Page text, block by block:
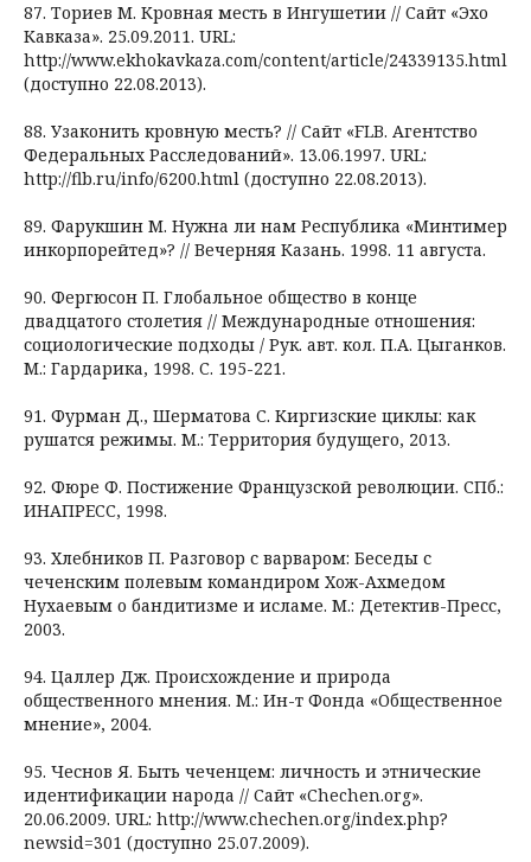
87. Ториев М. Кровная месть в Ингушетии // Сайт «Эхо
Кавказа». 25.09.2011. URL:
http://www.ekhokavkaza.com/content/article/24339135.html
(доступно 22.08.2013).
88. Узаконить кровную месть? // Сайт «FLB. Агентство
Федеральных Расследований». 13.06.1997. URL:
http://flb.ru/info/6200.html (доступно 22.08.2013).
89. Фарукшин М. Нужна ли нам Республика «Минтимер
инкорпорейтед»? // Вечерняя Казань. 1998. 11 августа.
90. Фергюсон П. Глобальное общество в конце
двадцатого столетия // Международные отношения:
социологические подходы / Рук. авт. кол. П.А. Цыганков.
М.: Гардарика, 1998. C. 195-221.
91. Фурман Д., Шерматова С. Киргизские циклы: как
рушатся режимы. М.: Территория будущего, 2013.
92. Фюре Ф. Постижение Французской революции. СПб.:
ИНАПРЕСС, 1998.
93. Хлебников П. Разговор с варваром: Беседы с
чеченским полевым командиром Хож-Ахмедом
Нухаевым о бандитизме и исламе. М.: Детектив-Пресс,
2003.
94. Цаллер Дж. Происхождение и природа
общественного мнения. М.: Ин-т Фонда «Общественное
мнение», 2004.
95. Чеснов Я. Быть чеченцем: личность и этнические
идентификации народа // Сайт «Chechen.org».
20.06.2009. URL: http://www.chechen.org/index.php?
newsid=301 (доступно 25.07.2009).